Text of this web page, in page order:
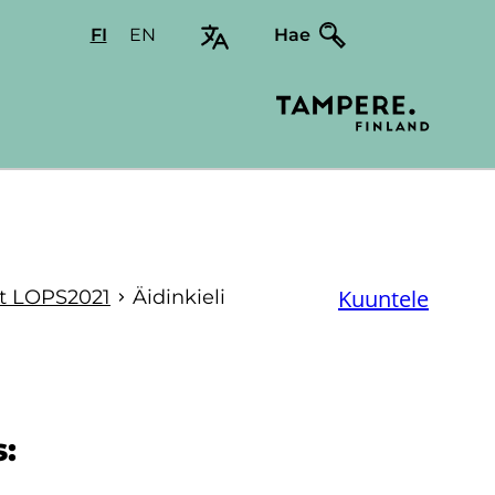
FIValitse
ENSelect
Hae
Äi­din­kie­li Kuuntele